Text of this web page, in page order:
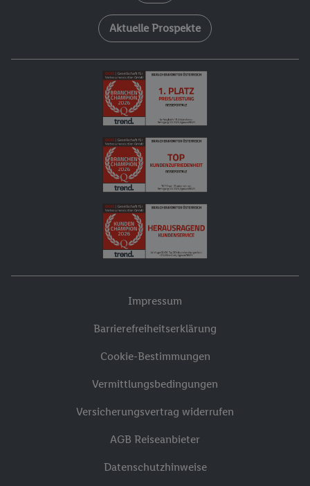
Aktuelle Prospekte
Impressum
Barrierefreiheitserklärung
Cookie-Bestimmungen
Vermittlungsbedingungen
Versicherungsvertrag widerrufen
AGB Reiseanbieter
Datenschutzhinweise